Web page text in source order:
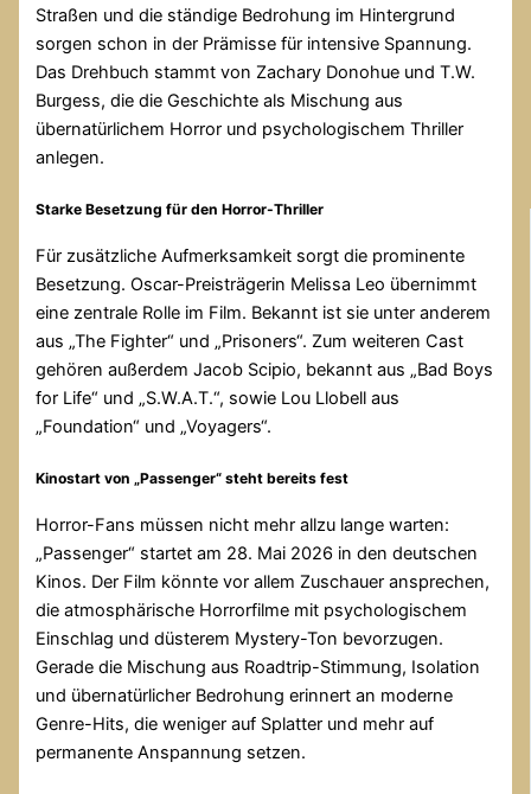
Straßen und die ständige Bedrohung im Hintergrund
sorgen schon in der Prämisse für intensive Spannung.
Das Drehbuch stammt von Zachary Donohue und T.W.
Burgess, die die Geschichte als Mischung aus
übernatürlichem Horror und psychologischem Thriller
anlegen.
Starke Besetzung für den Horror-Thriller
Für zusätzliche Aufmerksamkeit sorgt die prominente
Besetzung. Oscar-Preisträgerin Melissa Leo übernimmt
eine zentrale Rolle im Film. Bekannt ist sie unter anderem
aus „The Fighter“ und „Prisoners“. Zum weiteren Cast
gehören außerdem Jacob Scipio, bekannt aus „Bad Boys
for Life“ und „S.W.A.T.“, sowie Lou Llobell aus
„Foundation“ und „Voyagers“.
Kinostart von „Passenger“ steht bereits fest
Horror-Fans müssen nicht mehr allzu lange warten:
„Passenger“ startet am 28. Mai 2026 in den deutschen
Kinos. Der Film könnte vor allem Zuschauer ansprechen,
die atmosphärische Horrorfilme mit psychologischem
Einschlag und düsterem Mystery-Ton bevorzugen.
Gerade die Mischung aus Roadtrip-Stimmung, Isolation
und übernatürlicher Bedrohung erinnert an moderne
Genre-Hits, die weniger auf Splatter und mehr auf
permanente Anspannung setzen.